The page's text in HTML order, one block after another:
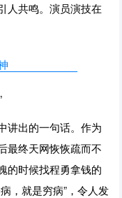
人共鸣。演员演技在
出的一句话。作为
最终天网恢恢疏而不
的时候找程勇拿钱的
，就是穷病”，令人发